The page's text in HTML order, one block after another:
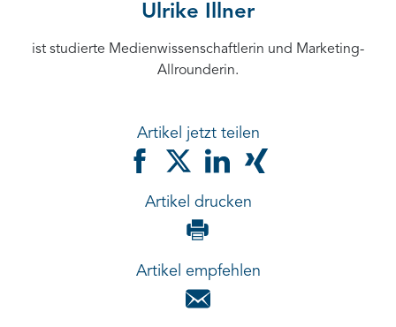
Ulrike Illner
ist studierte Medienwissenschaftlerin und Marketing-
Allrounderin.
Artikel jetzt teilen
Artikel drucken
Artikel empfehlen